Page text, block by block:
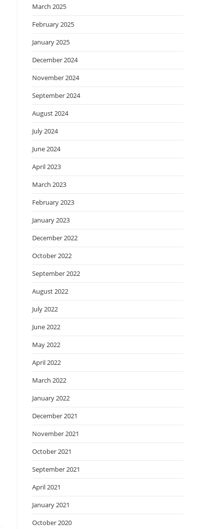
March 2025
February 2025
January 2025
December 2024
November 2024
September 2024
August 2024
July 2024
June 2024
April 2023
March 2023
February 2023
January 2023
December 2022
October 2022
September 2022
August 2022
July 2022
June 2022
May 2022
April 2022
March 2022
January 2022
December 2021
November 2021
October 2021
September 2021
April 2021
January 2021
October 2020